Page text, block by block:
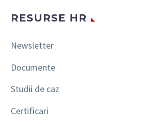
RESURSE HR
Newsletter
Documente
Studii de caz
Certificari